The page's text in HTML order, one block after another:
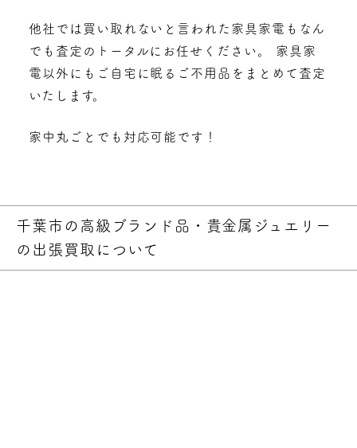
他社では買い取れないと言われた家具家電もなん
でも査定のトータルにお任せください。 家具家
電以外にもご自宅に眠るご不用品をまとめて査定
いたします。
家中丸ごとでも対応可能です！
千葉市の高級ブランド品・貴金属ジュエリー
の出張買取について